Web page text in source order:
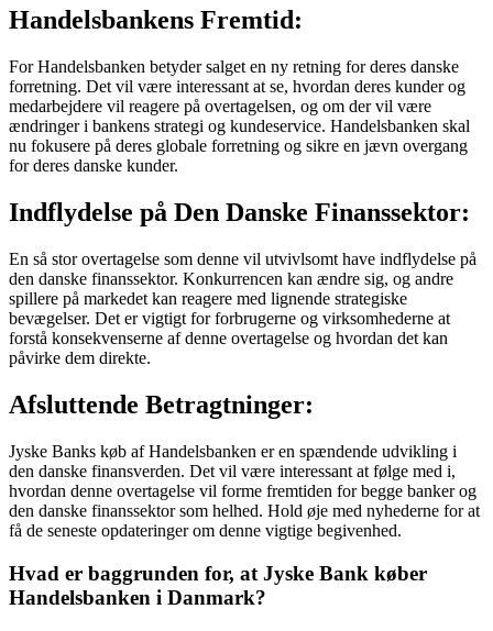
Handelsbankens Fremtid:
For Handelsbanken betyder salget en ny retning for deres danske
forretning. Det vil være interessant at se, hvordan deres kunder og
medarbejdere vil reagere på overtagelsen, og om der vil være
ændringer i bankens strategi og kundeservice. Handelsbanken skal
nu fokusere på deres globale forretning og sikre en jævn overgang
for deres danske kunder.
Indflydelse på Den Danske Finanssektor:
En så stor overtagelse som denne vil utvivlsomt have indflydelse på
den danske finanssektor. Konkurrencen kan ændre sig, og andre
spillere på markedet kan reagere med lignende strategiske
bevægelser. Det er vigtigt for forbrugerne og virksomhederne at
forstå konsekvenserne af denne overtagelse og hvordan det kan
påvirke dem direkte.
Afsluttende Betragtninger:
Jyske Banks køb af Handelsbanken er en spændende udvikling i
den danske finansverden. Det vil være interessant at følge med i,
hvordan denne overtagelse vil forme fremtiden for begge banker og
den danske finanssektor som helhed. Hold øje med nyhederne for at
få de seneste opdateringer om denne vigtige begivenhed.
Hvad er baggrunden for, at Jyske Bank køber
Handelsbanken i Danmark?